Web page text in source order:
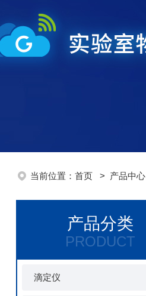
当前位置： 首页 > 产品中心
产品分类
PRODUCT
滴定仪